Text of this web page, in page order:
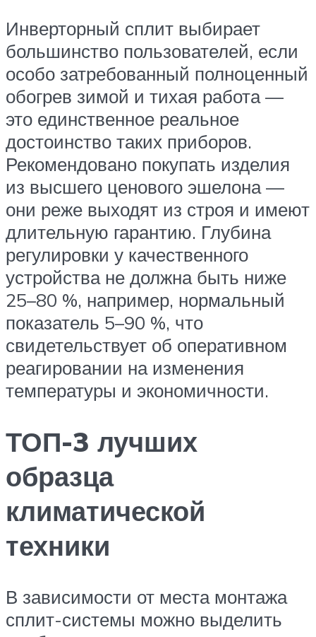
Инверторный сплит выбирает
большинство пользователей, если
особо затребованный полноценный
обогрев зимой и тихая работа —
это единственное реальное
достоинство таких приборов.
Рекомендовано покупать изделия
из высшего ценового эшелона —
они реже выходят из строя и имеют
длительную гарантию. Глубина
регулировки у качественного
устройства не должна быть ниже
25–80 %, например, нормальный
показатель 5–90 %, что
свидетельствует об оперативном
реагировании на изменения
температуры и экономичности.
ТОП-3 лучших
образца
климатической
техники
В зависимости от места монтажа
сплит-системы можно выделить